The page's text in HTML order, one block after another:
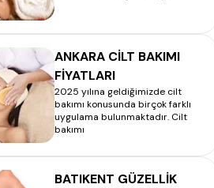
ANKARA CİLT BAKIMI
FİYATLARI
2025 yılına geldiğimizde cilt
bakımı konusunda birçok farklı
uygulama bulunmaktadır. Cilt
bakımı
BATIKENT GÜZELLİK